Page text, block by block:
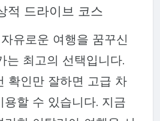
적 드라이브 코스
유로운 여행을 꿈꾸신
는 최고의 선택입니다.
확인만 잘하면 고급 차
용할 수 있습니다. 지금